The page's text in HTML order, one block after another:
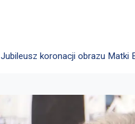
Jubileusz koronacji obrazu Matki